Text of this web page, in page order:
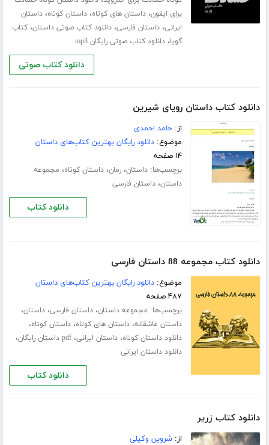
برای ایفون،داستان های کوتاه،داستان کوتاه،داستان
ایرانی،داستان فارسی،دانلود کتاب صوتی داستان،کتاب
گویا،دانلود کتاب صوتی رایگان mp3
دانلود کتاب صوتی
دانلود کتاب داستان رویای شیرین
از:حامد احمدی
موضوع:دانلود رایگان بهترین کتاب‌های داستان
۱۴ صفحه
برچسب‌ها:داستان،رمان،داستان کوتاه، مجموعه
داستان،داستان فارسی
دانلود کتاب
دانلود کتاب مجموعه 88 داستان فارسی
موضوع:دانلود رایگان بهترین کتاب‌های داستان
۴۸۷ صفحه
برچسب‌ها: مجموعه داستان،داستان فارسی،داستان،
داستان عاشقانه،داستان های کوتاه،داستان کوتاه،
دانلود داستان کوتاه،داستان ایرانی،pdf داستان رایگان ،
دانلود داستان ایرانی
دانلود کتاب
دانلود کتاب زریر
از:شروین وکیلی